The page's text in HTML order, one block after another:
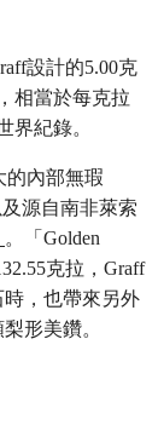
設計的5.00克
相當於每克拉
界紀錄。
的內部無瑕
及源自南非萊索
。「Golden
克拉，Graff
，也帶來另外
形美鑽。